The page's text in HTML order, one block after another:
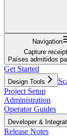
Navigation
Capture
Países admitidos
Get Started
Design Tools
Project Setup
Administration
Operator Guides
Developer &
Release Notes